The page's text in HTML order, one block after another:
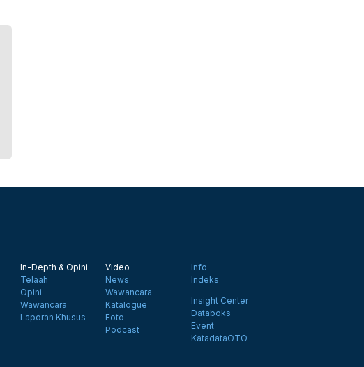
In-Depth & Opini
Telaah
Opini
Wawancara
Laporan Khusus
Video
News
Wawancara
Katalogue
Foto
Podcast
Info
Indeks
Insight Center
Databoks
Event
KatadataOTO